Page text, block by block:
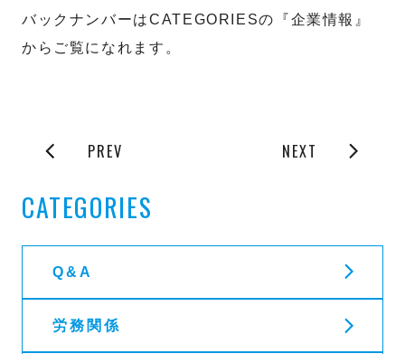
バックナンバーはCATEGORIESの『企業情報』
からご覧になれます。
PREV NEXT
CATEGORIES
Q&A
労務関係